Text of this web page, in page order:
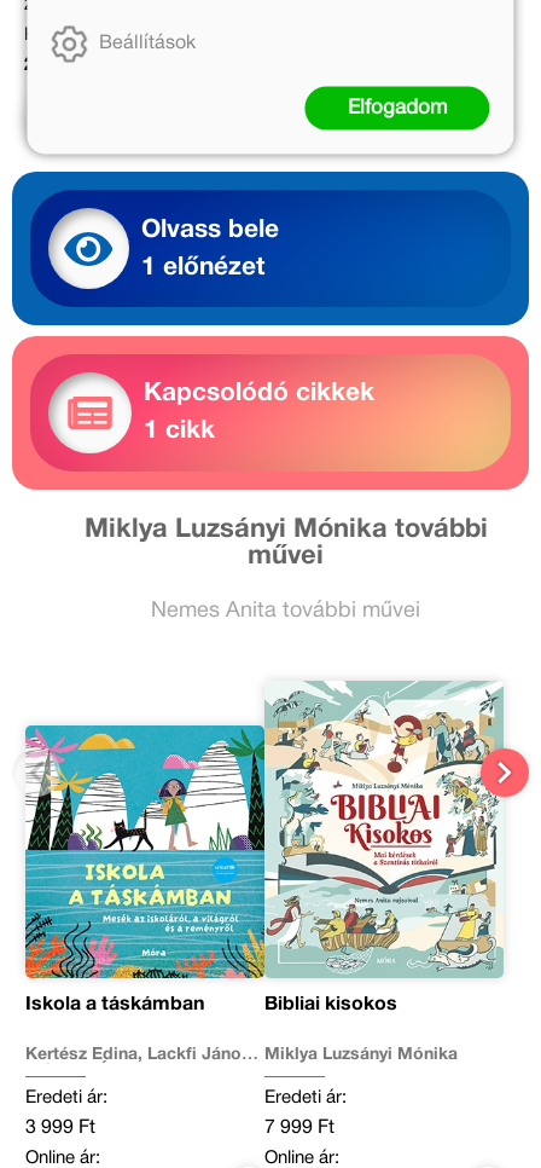
2 999 Ft
Kötött ár:
2 699 Ft
Kosárba
Olvass bele
1 előnézet
Kapcsolódó cikkek
1 cikk
Miklya Luzsányi Mónika további
művei
Nemes Anita további művei
Iskola a táskámban
Kertész Edina, Lackfi János,
Luzsányi Mónika, Molnár
Krisztina Rita, Szabó Imola
Julianna, Tamás Zsuzsa,
Tóth Krisztina, Várfalvy
Emőke, Vig Balázs
Eredeti ár:
3 999 Ft
Online ár:
Bibliai kisokos
Miklya Luzsányi Mónika
Eredeti ár:
7 999 Ft
Online ár:
Beállítások
Elfogadom